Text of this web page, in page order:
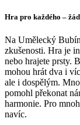
Hra pro každého –
Na Umělecký
zkušenosti. Hra je
nebo hrajete prsty.
mohou hrát dva i
ale i dospělým.
pomohl překonat
harmonie. Pro
navíc.